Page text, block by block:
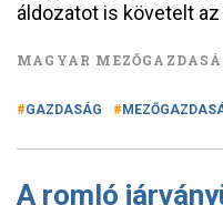
áldozatot is követelt
MAGYAR
GAZDASÁG
A romló